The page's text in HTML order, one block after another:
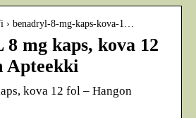
› benadryl-8-mg-kaps-kova-1…
mg kaps, kova 12
Apteekki
kova 12 fol – Hangon